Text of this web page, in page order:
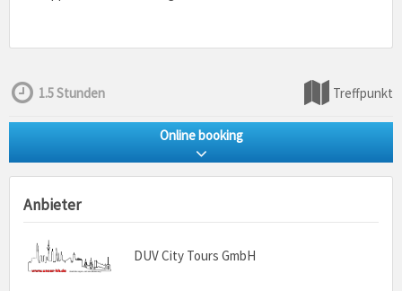
1.5 Stunden Treffpunkt
Online booking
Anbieter
DUV City Tours GmbH